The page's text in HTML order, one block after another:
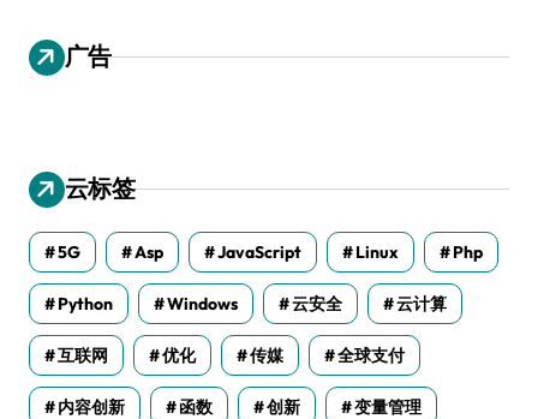
广告
云标签
5G Asp JavaScript Linux Php
Python Windows 云安全 云计算
互联网 优化 传媒 全球支付
内容创新 函数 创新 变量管理